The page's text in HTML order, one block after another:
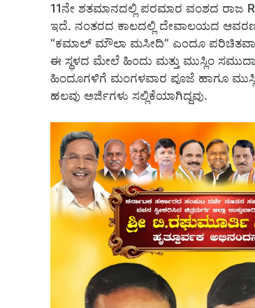
11ನೇ ಶತಮಾನದಲ್ಲಿ ಪರಮಾರ ವಂಶದ ರಾಜ
ಇದೆ. ನಂತರದ ಕಾಲದಲ್ಲಿ ದೇವಾಲಯದ
“ಕಮಾಲ್‌ ಮೌಲಾ ಮಸೀದಿ” ಎಂದೂ
ಈ ಸ್ಥಳದ ಮೇಲೆ ಹಿಂದು ಮತ್ತು ಮುಸ್ಲಿಂ
ಹಿಂದೂಗಳಿಗೆ ಮಂಗಳವಾರ ಪೂಜೆ ಹಾಗೂ
ಹಲವು ಅರ್ಜಿಗಳು ಸಲ್ಲಿಕೆಯಾಗಿದ್ದವು.